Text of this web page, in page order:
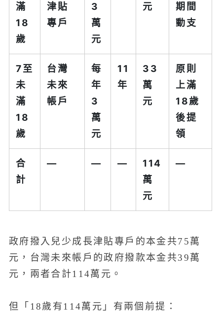
滿
18
歲
津貼
專戶
3
萬
元
元
期間
動支
7至
未
滿
18
歲
台灣
未來
帳戶
每
年
3
萬
元
11
年
33
萬
元
原則
上滿
18歲
後提
領
合
計
— — —
114
萬
元
—
政府撥入兒少成長津貼專戶的本金共75萬
元，台灣未來帳戶的政府撥款本金共39萬
元，兩者合計114萬元。
但「18歲有114萬元」有兩個前提：